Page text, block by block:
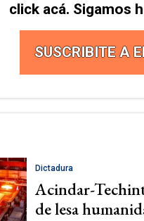
click acá. Sigamos
SUSCRIBITE A
Dictadura
Acindar-
de lesa